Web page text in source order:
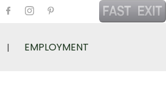
EMPLOYMENT